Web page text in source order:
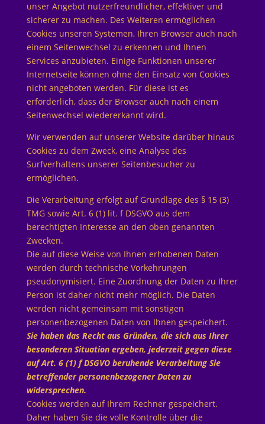
unser Angebot nutzerfreundlicher, effektiver und
sicherer zu machen. Des Weiteren ermöglichen
Cookies unseren Systemen, Ihren Browser auch nach
einem Seitenwechsel zu erkennen und Ihnen
Services anzubieten. Einige Funktionen unserer
Internetseite können ohne den Einsatz von Cookies
nicht angeboten werden. Für diese ist es
erforderlich, dass der Browser auch nach einem
Seitenwechsel wiedererkannt wird.
Wir verwenden auf unserer Website darüber hinaus
Cookies zu dem Zweck, eine Analyse des
Surfverhaltens unserer Seitenbesucher zu
ermöglichen.
Die Verarbeitung erfolgt auf Grundlage des § 15 (3)
TMG sowie Art. 6 (1) lit. f DSGVO aus dem
berechtigten Interesse an den oben genannten
Zwecken.
Die auf diese Weise von Ihnen erhobenen Daten
werden durch technische Vorkehrungen
pseudonymisiert. Eine Zuordnung der Daten zu Ihrer
Person ist daher nicht mehr möglich. Die Daten
werden nicht gemeinsam mit sonstigen
personenbezogenen Daten von Ihnen gespeichert.
Sie haben das Recht aus Gründen, die sich aus Ihrer
besonderen Situation ergeben, jederzeit gegen diese
auf Art. 6 (1) f DSGVO beruhende Verarbeitung Sie
betreffender personenbezogener Daten zu
widersprechen.
Cookies werden auf Ihrem Rechner gespeichert.
Daher haben Sie die volle Kontrolle über die